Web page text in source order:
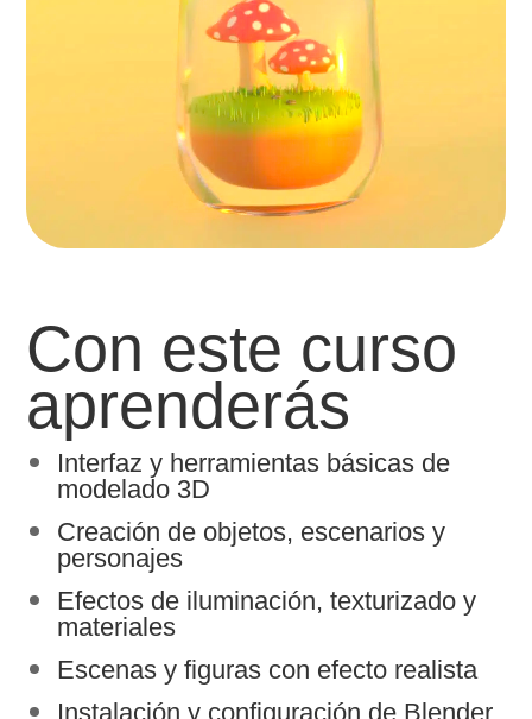
Con este curso
aprenderás
Interfaz y herramientas básicas de
modelado 3D
Creación de objetos, escenarios y
personajes
Efectos de iluminación, texturizado y
materiales
Escenas y figuras con efecto realista
Instalación y configuración de Blender